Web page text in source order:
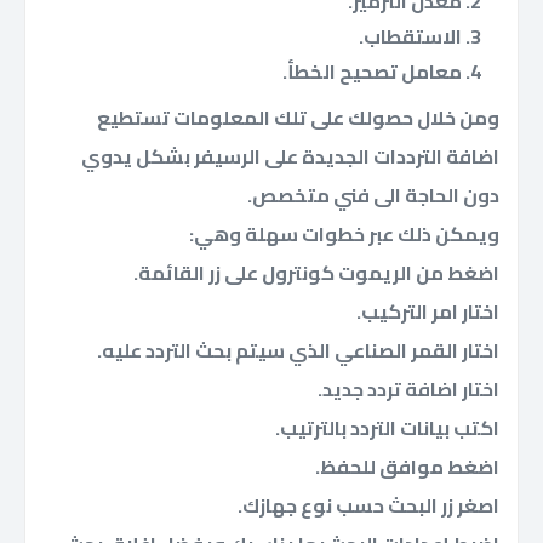
الاستقطاب.
معامل تصحيح الخطأ.
ومن خلال حصولك على تلك المعلومات تستطيع
اضافة الترددات الجديدة على الرسيفر بشكل يدوي
دون الحاجة الى فني متخصص.
ويمكن ذلك عبر خطوات سهلة وهي:
اضغط من الريموت كونترول على زر القائمة.
اختار امر التركيب.
اختار القمر الصناعي الذي سيتم بحث التردد عليه.
اختار اضافة تردد جديد.
اكتب بيانات التردد بالترتيب.
اضغط موافق للحفظ.
اصغر زر البحث حسب نوع جهازك.